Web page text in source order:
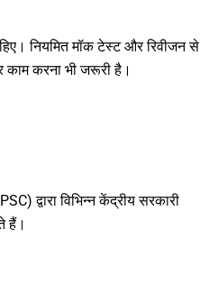
नियमित मॉक टेस्ट और रिवीजन से
करना भी जरूरी है।
द्वारा विभिन्न केंद्रीय सरकारी
हैं।